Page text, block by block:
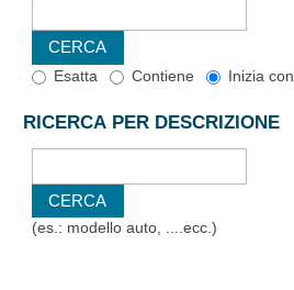
Esatta Contiene Inizia con
RICERCA PER DESCRIZIONE
(es.: modello auto, ....ecc.)